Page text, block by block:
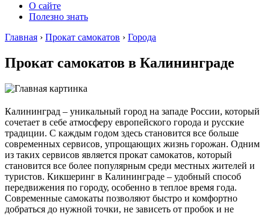
О сайте
Полезно знать
Главная › Прокат самокатов › Города
Прокат самокатов в Калининграде
Калининград – уникальный город на западе России, который
сочетает в себе атмосферу европейского города и русские
традиции. С каждым годом здесь становится все больше
современных сервисов, упрощающих жизнь горожан. Одним
из таких сервисов является прокат самокатов, который
становится все более популярным среди местных жителей и
туристов. Кикшеринг в Калининграде – удобный способ
передвижения по городу, особенно в теплое время года.
Современные самокаты позволяют быстро и комфортно
добраться до нужной точки, не зависеть от пробок и не